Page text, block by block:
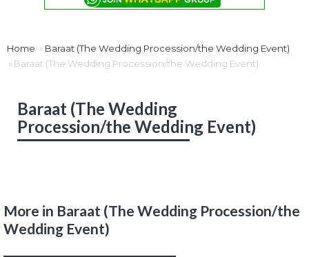
Home
Baraat (The Wedding Procession/the Wedding Event)
Baraat (The Wedding Procession/the Wedding Event)
Baraat (The Wedding
Procession/the Wedding Event)
More in Baraat (The Wedding Procession/the
Wedding Event)